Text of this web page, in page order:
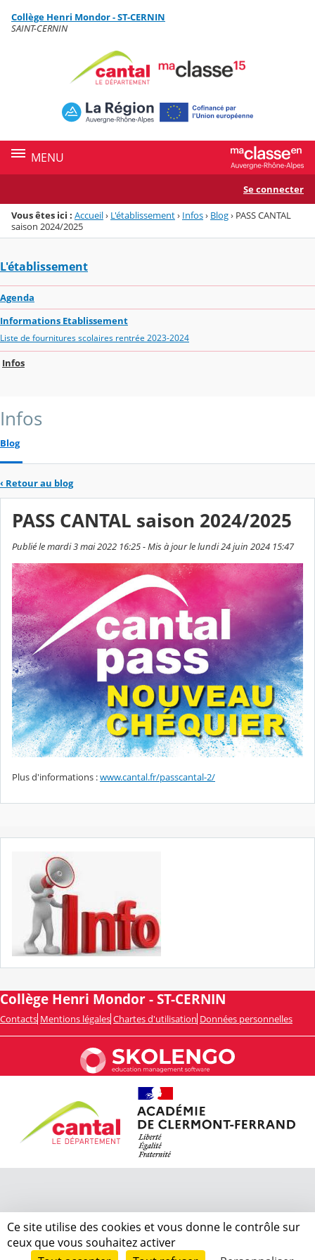
Menu de la rubrique
Contenu
Collège Henri Mondor - ST-CERNIN
SAINT-CERNIN
MENU
Se connecter
Vous êtes ici : Accueil› L'établissement› Infos› Blog› PASS CANTAL
saison 2024/2025
L'établissement
Agenda
Informations Etablissement
Liste de fournitures scolaires rentrée 2023-2024
Infos
Infos
Blog
‹ Retour au blog
PASS CANTAL saison 2024/2025
Publié le mardi 3 mai 2022 16:25 - Mis à jour le lundi 24 juin 2024 15:47
Plus d'informations :www.cantal.fr/passcantal-2/
Collège Henri Mondor - ST-CERNIN
Contacts Mentions légales Chartes d'utilisation Données personnelles
Ce site utilise des cookies et vous donne le contrôle sur
ceux que vous souhaitez activer